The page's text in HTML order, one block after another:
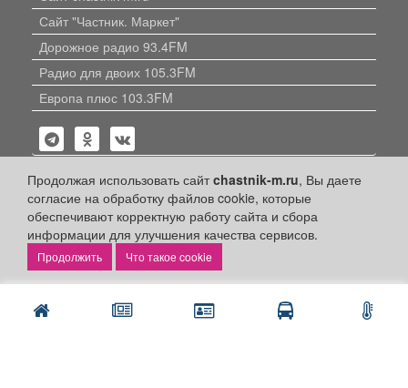
Продолжая использовать сайтchastnik-m.ru, Вы даете
согласие на обработку файлов cookie, которые
обеспечивают корректную работу сайта и сбора
информации для улучшения качества сервисов.
Что такое cookie
Сайт "Частник. Маркет"
Дорожное радио 93.4FM
Радио для двоих 105.3FM
Европа плюс 103.3FM
Политика конфиденциальности
Публикации с пометкой «Реклама», «На правах рекламы»,
«Партнёрский проект» оплачены рекламодателем.
объявлениях.